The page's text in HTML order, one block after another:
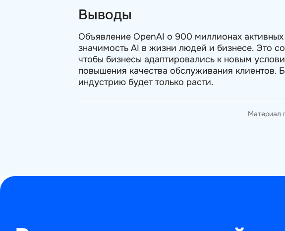
Выводы
Объявление OpenAI о 900 миллионах
значимость AI в жизни людей и бизнесе. Это
чтобы бизнесы адаптировались к новым
повышения качества обслуживания
индустрию будет только расти.
Материал